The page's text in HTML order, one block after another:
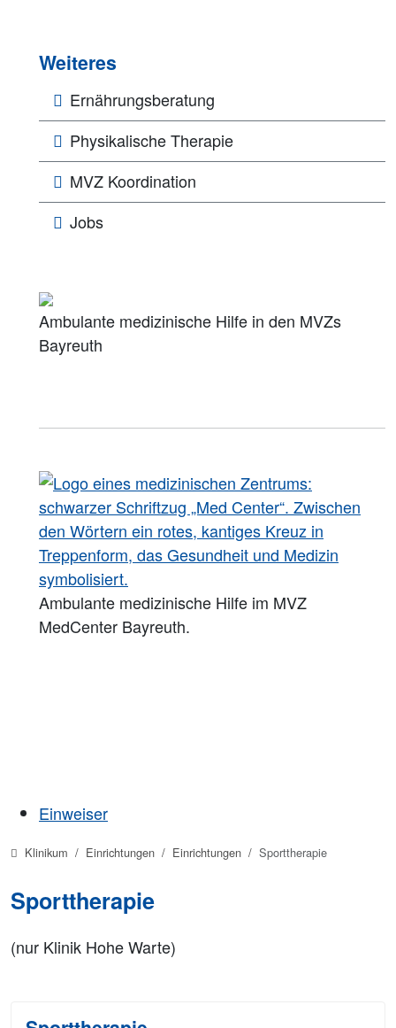
Weiteres
Ernährungsberatung
Physikalische Therapie
MVZ Koordination
Jobs
Ambulante medizinische Hilfe in den MVZs
Bayreuth
Ambulante medizinische Hilfe im MVZ
MedCenter Bayreuth.
Einweiser
Klinikum Einrichtungen Einrichtungen Sporttherapie
Sporttherapie
(nur Klinik Hohe Warte)